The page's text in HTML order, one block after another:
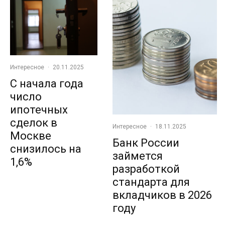
Интересное · 20.11.2025
С начала года
число
ипотечных
сделок в
Москве
снизилось на
1,6%
Интересное · 18.11.2025
Банк России
займется
разработкой
стандарта для
вкладчиков в 2026
году